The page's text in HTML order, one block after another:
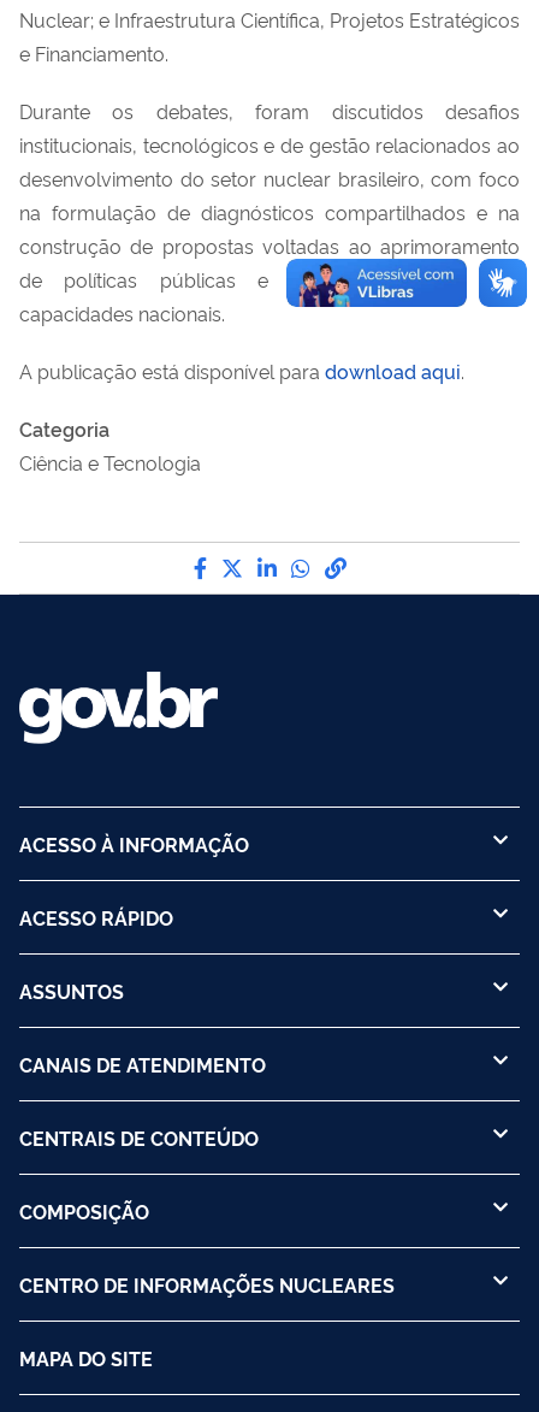
Nuclear; e Infraestrutura Científica, Projetos Estratégicos
e Financiamento.
Durante os debates, foram discutidos desafios
institucionais, tecnológicos e de gestão relacionados ao
desenvolvimento do setor nuclear brasileiro, com foco
na formulação de diagnósticos compartilhados e na
construção de propostas voltadas ao aprimoramento
de políticas públicas e ao fortalecimento das
capacidades nacionais.
A publicação está disponível para download aqui.
Categoria
Ciência e Tecnologia
Compartilhe por Facebook
Compartilhe por Twitter
Compartilhe por
Compartilhe por
link para Copiar
ACESSO À INFORMAÇÃO
ACESSO RÁPIDO
ASSUNTOS
CANAIS DE ATENDIMENTO
CENTRAIS DE CONTEÚDO
COMPOSIÇÃO
CENTRO DE INFORMAÇÕES NUCLEARES
MAPA DO SITE